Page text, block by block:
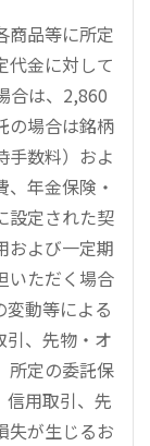
商品等に所定
代金に対して
合は、2,860
の場合は銘柄
手数料）およ
年金保険・
設定された契
および一定期
いただく場合
動等による
引、先物・オ
所定の委託保
信用取引、先
失が生じるお